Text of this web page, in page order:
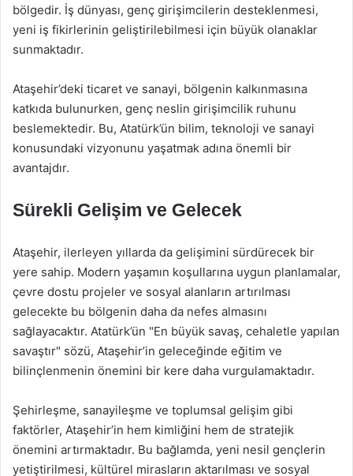
bölgedir. İş dünyası, genç girişimcilerin desteklenmesi,
yeni iş fikirlerinin geliştirilebilmesi için büyük olanaklar
sunmaktadır.
Ataşehir’deki ticaret ve sanayi, bölgenin kalkınmasına
katkıda bulunurken, genç neslin girişimcilik ruhunu
beslemektedir. Bu, Atatürk’ün bilim, teknoloji ve sanayi
konusundaki vizyonunu yaşatmak adına önemli bir
avantajdır.
Sürekli Gelişim ve Gelecek
Ataşehir, ilerleyen yıllarda da gelişimini sürdürecek bir
yere sahip. Modern yaşamın koşullarına uygun planlamalar,
çevre dostu projeler ve sosyal alanların artırılması
gelecekte bu bölgenin daha da nefes almasını
sağlayacaktır. Atatürk’ün "En büyük savaş, cehaletle yapılan
savaştır" sözü, Ataşehir’in geleceğinde eğitim ve
bilinçlenmenin önemini bir kere daha vurgulamaktadır.
Şehirleşme, sanayileşme ve toplumsal gelişim gibi
faktörler, Ataşehir’in hem kimliğini hem de stratejik
önemini artırmaktadır. Bu bağlamda, yeni nesil gençlerin
yetiştirilmesi, kültürel mirasların aktarılması ve sosyal